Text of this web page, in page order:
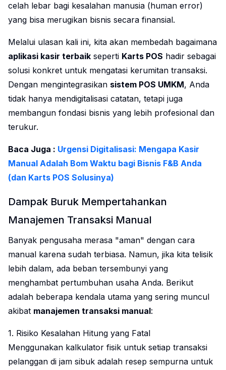
celah lebar bagi kesalahan manusia (human error)
yang bisa merugikan bisnis secara finansial.
Melalui ulasan kali ini, kita akan membedah bagaimana
aplikasi kasir terbaik seperti Karts POS hadir sebagai
solusi konkret untuk mengatasi kerumitan transaksi.
Dengan mengintegrasikan sistem POS UMKM, Anda
tidak hanya mendigitalisasi catatan, tetapi juga
membangun fondasi bisnis yang lebih profesional dan
terukur.
Baca Juga : Urgensi Digitalisasi: Mengapa Kasir
Manual Adalah Bom Waktu bagi Bisnis F&B Anda
(dan Karts POS Solusinya)
Dampak Buruk Mempertahankan
Manajemen Transaksi Manual
Banyak pengusaha merasa "aman" dengan cara
manual karena sudah terbiasa. Namun, jika kita telisik
lebih dalam, ada beban tersembunyi yang
menghambat pertumbuhan usaha Anda. Berikut
adalah beberapa kendala utama yang sering muncul
akibat manajemen transaksi manual:
1. Risiko Kesalahan Hitung yang Fatal
Menggunakan kalkulator fisik untuk setiap transaksi
pelanggan di jam sibuk adalah resep sempurna untuk